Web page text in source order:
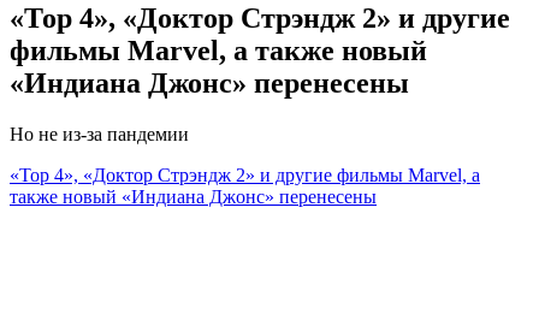
«Тор 4», «Доктор Стрэндж 2» и другие
фильмы Marvel, а также новый
«Индиана Джонс» перенесены
Но не из-за пандемии
«Тор 4», «Доктор Стрэндж 2» и другие фильмы Marvel, а
также новый «Индиана Джонс» перенесены